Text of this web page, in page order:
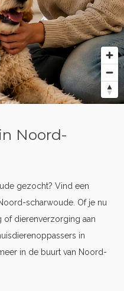
Noord-
gezocht? Vind een
scharwoude. Of je nu
of dierenverzorging aan
in
in de buurt van Noord-